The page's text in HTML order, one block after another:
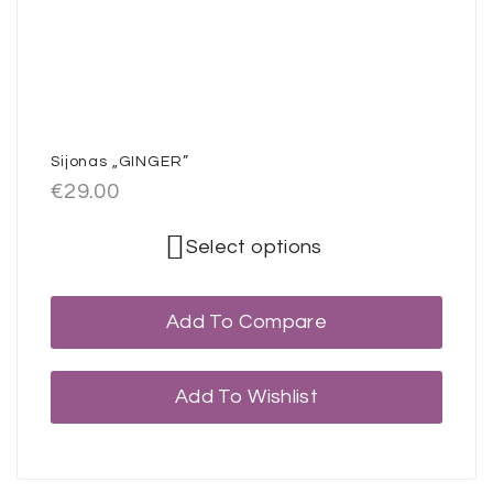
Sijonas „GINGER”
€29.00
Select options
Add To Compare
Add To Wishlist